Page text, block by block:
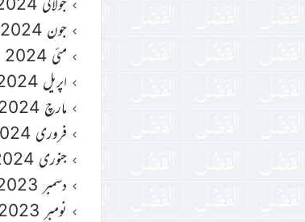
جون 2024
مئی 2024
اپریل 2024
مارچ 2024
فروری 2024
جنوری 2024
دسمبر 2023
نومبر 2023